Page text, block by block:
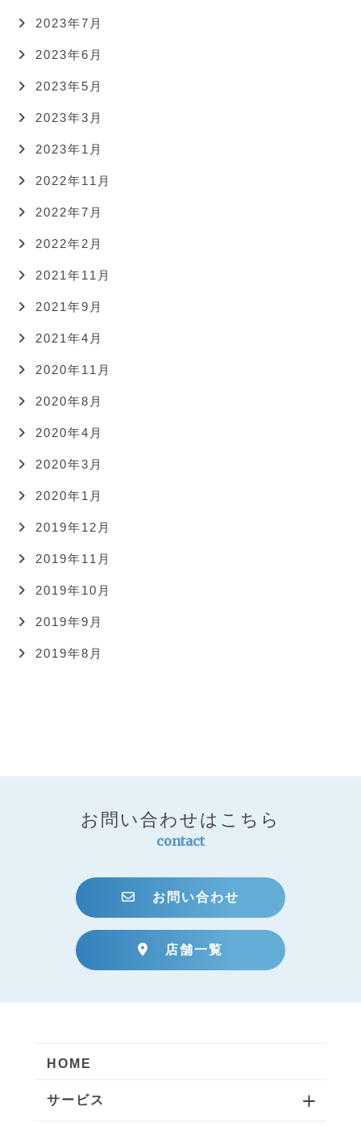
2023年7月
2023年6月
2023年5月
2023年3月
2023年1月
2022年11月
2022年7月
2022年2月
2021年11月
2021年9月
2021年4月
2020年11月
2020年8月
2020年4月
2020年3月
2020年1月
2019年12月
2019年11月
2019年10月
2019年9月
2019年8月
お問い合わせはこちら
contact
お問い合わせ
店舗一覧
HOME
サービス